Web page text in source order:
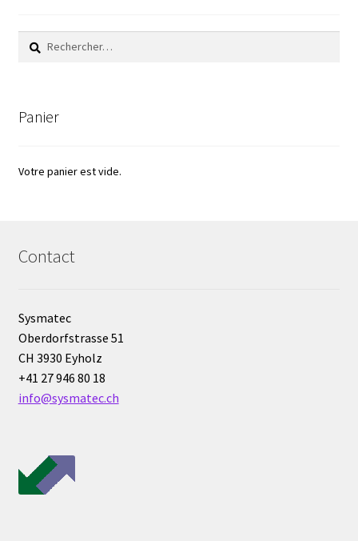
Agitation-Accessoires
Analyse de l’eau
Analyse du lait
Analyse du vin
Appareils de laboratoire
Appareils de laboratoire d’occasion
Rechercher :
Panier
Votre panier est vide.
Contact
Sysmatec
Oberdorfstrasse 51
CH 3930 Eyholz
+41 27 946 80 18
info@sysmatec.ch